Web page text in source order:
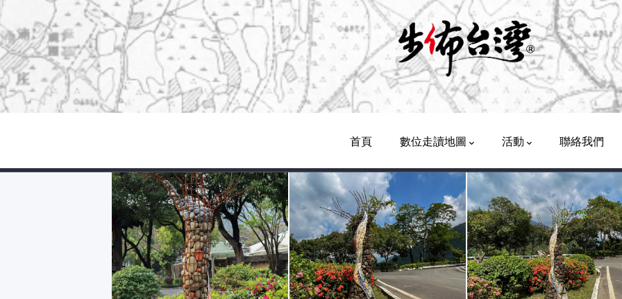
Navigation
首頁 數位走讀地圖 活動 聯絡我們